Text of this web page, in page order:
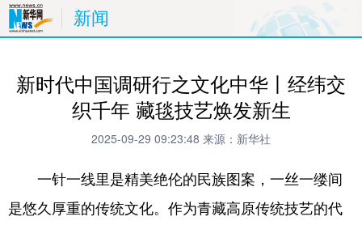
新闻
新时代中国调研行之文化中华丨经纬交
织千年 藏毯技艺焕发新生
2025-09-29 09:23:48 来源：新华社
一针一线里是精美绝伦的民族图案，一丝一缕间
是悠久厚重的传统文化。作为青藏高原传统技艺的代